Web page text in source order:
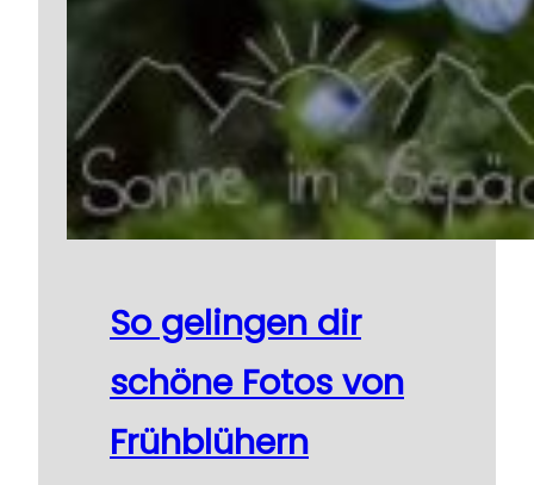
So gelingen dir
schöne Fotos von
Frühblühern